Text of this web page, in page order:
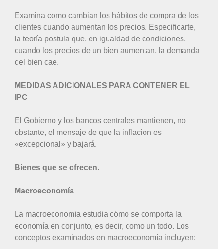
Examina como cambian los hábitos de compra de los
clientes cuando aumentan los precios. Especificarte,
la teoría postula que, en igualdad de condiciones,
cuando los precios de un bien aumentan, la demanda
del bien cae.
MEDIDAS ADICIONALES PARA CONTENER EL
IPC
El Gobierno y los bancos centrales mantienen, no
obstante, el mensaje de que la inflación es
«excepcional» y bajará.
Bienes que se ofrecen.
Macroeconomía
La macroeconomía estudia cómo se comporta la
economía en conjunto, es decir, como un todo. Los
conceptos examinados en macroeconomía incluyen: